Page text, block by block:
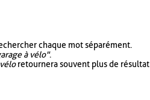
chaque mot séparément.
à vélo".
retournera souvent plus de résultat